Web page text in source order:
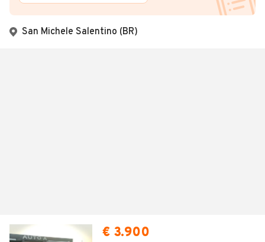
San Michele Salentino (BR)
€ 3.900